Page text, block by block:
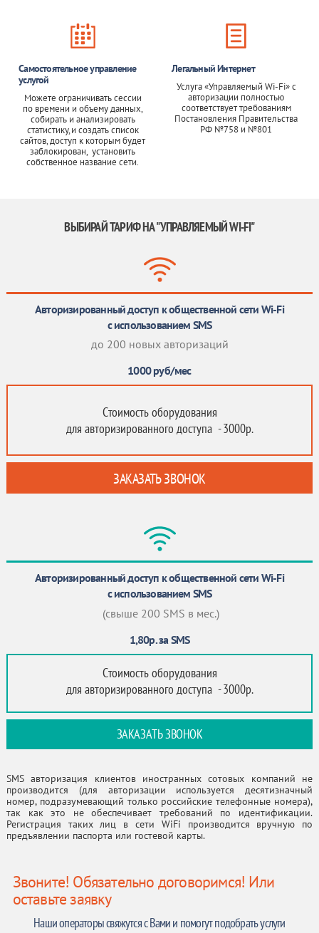
Самостоятельное управление
услугой
Можете ограничивать сессии
по времени и объему данных,
собирать и анализировать
статистику,и создать список
сайтов, доступ к которым будет
заблокирован, установить
собственное название сети.
Легальный Интернет
Услуга «Управляемый Wi-Fi» с
авторизации полностью
соответствует требованиям
Постановления Правительства
РФ №758 и №801
ВЫБИРАЙ ТАРИФ НА "УПРАВЛЯЕМЫЙ WI-FI"
Авторизированный доступ к общественной сети Wi-Fi
с использованием SMS
до 200 новых авторизаций
1000руб/мес
Стоимость оборудования
для авторизированного доступа - 3000р.
ЗАКАЗАТЬ ЗВОНОК
Авторизированный доступ к общественной сети Wi-Fi
с использованием SMS
(свыше 200 SMS в мес.)
1,80р. за SMS
Стоимость оборудования
для авторизированного доступа - 3000р.
ЗАКАЗАТЬ ЗВОНОК
SMS авторизация клиентов иностранных сотовых компаний не
производится (для авторизации используется десятизначный
номер, подразумевающий только российские телефонные номера),
так как это не обеспечивает требований по идентификации.
Регистрация таких лиц в сети WiFi производится вручную по
предъявлении паспорта или гостевой карты.
Звоните! Обязательно договоримся! Или
оставьте заявку
Наши операторы свяжутся с Вами и помогут подобрать услуги